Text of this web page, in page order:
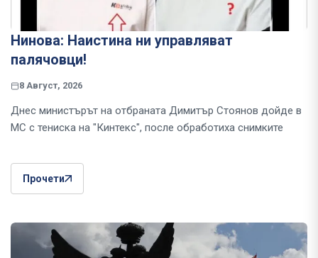
Нинова: Наистина ни управляват
палячовци!
8 Август, 2026
Днес министърът на отбраната Димитър Стоянов дойде в
МС с тениска на "Кинтекс", после обработиха снимките
Прочети